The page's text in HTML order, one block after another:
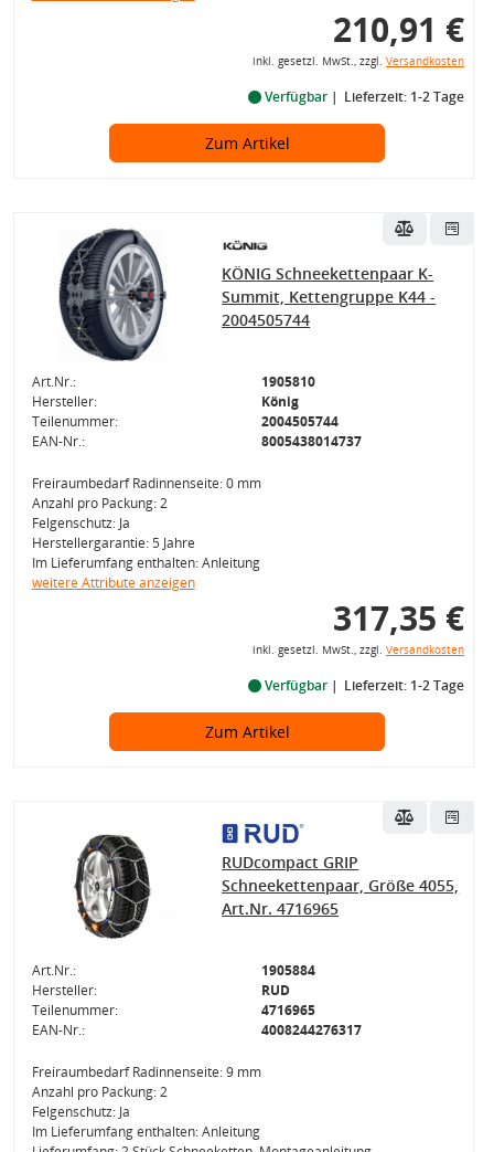
210,91 €
inkl. gesetzl. MwSt., zzgl. Versandkosten
Verfügbar Lieferzeit: 1-2 Tage
Zum Artikel
KÖNIG Schneekettenpaar K-
Summit, Kettengruppe K44 -
2004505744
Art.Nr.:
1905810
Hersteller:
König
Teilenummer:
2004505744
EAN-Nr.:
8005438014737
Freiraumbedarf Radinnenseite: 0 mm
Anzahl pro Packung: 2
Felgenschutz: Ja
Herstellergarantie: 5 Jahre
Im Lieferumfang enthalten: Anleitung
weitere Attribute anzeigen
317,35 €
inkl. gesetzl. MwSt., zzgl. Versandkosten
Verfügbar Lieferzeit: 1-2 Tage
Zum Artikel
RUDcompact GRIP
Schneekettenpaar, Größe 4055,
Art.Nr. 4716965
Art.Nr.:
1905884
Hersteller:
RUD
Teilenummer:
4716965
EAN-Nr.:
4008244276317
Freiraumbedarf Radinnenseite: 9 mm
Anzahl pro Packung: 2
Felgenschutz: Ja
Im Lieferumfang enthalten: Anleitung